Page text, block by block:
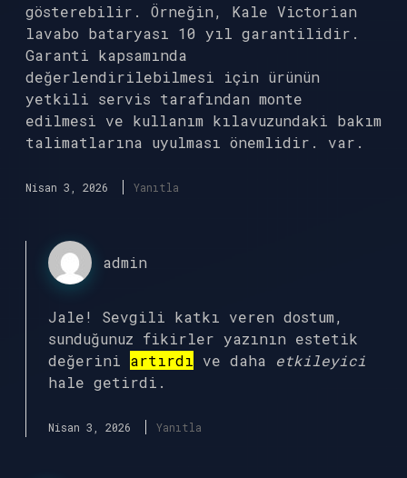
gösterebilir. Örneğin, Kale Victorian
lavabo bataryası 10 yıl garantilidir.
Garanti kapsamında
değerlendirilebilmesi için ürünün
yetkili servis tarafından monte
edilmesi ve kullanım kılavuzundaki bakım
talimatlarına uyulması önemlidir. var.
Nisan 3, 2026 Yanıtla
admin
Jale! Sevgili katkı veren dostum,
sunduğunuz fikirler yazının estetik
değerini artırdı ve daha etkileyici
hale getirdi.
Nisan 3, 2026 Yanıtla